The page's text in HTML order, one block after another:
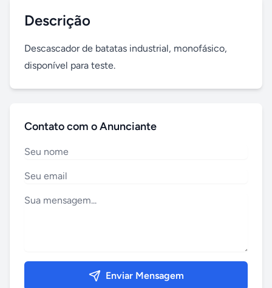
Descrição
Descascador de batatas industrial, monofásico,
disponível para teste.
Contato com o Anunciante
Enviar Mensagem